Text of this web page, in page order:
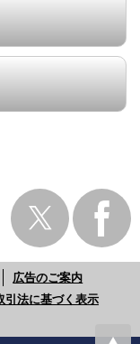
広告のご案内
引法に基づく表示